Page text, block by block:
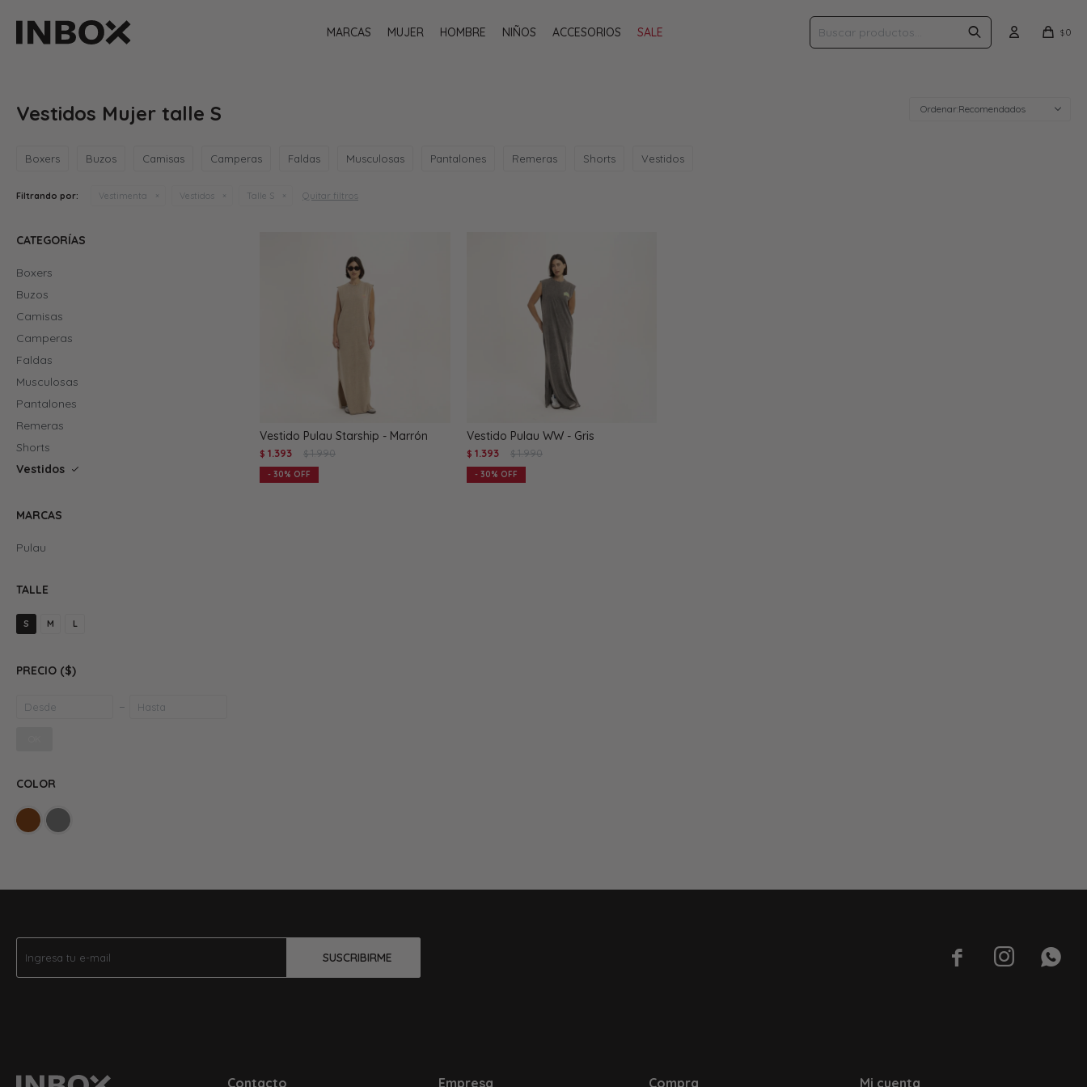
MARCAS MUJER HOMBRE NIÑOS ACCESORIOS SALE $0
Vestidos Mujer talle S Recomendados
Boxers Buzos Camisas Camperas Faldas Musculosas Pantalones Remeras Shorts Vestidos
Filtrando por: Vestimenta Vestidos Talle S Quitar filtros
Vestido Pulau Starship - Marrón
$ 1.393 $ 1.990
30
Vestido Pulau WW - Gris
$ 1.393 $ 1.990
30
CATEGORÍAS
Boxers
Buzos
Camisas
Camperas
Faldas
Musculosas
Pantalones
Remeras
Shorts
Vestidos
MARCAS
Pulau
TALLE
S M L
PRECIO ($)
COLOR
SUSCRIBIRME   
Contacto Empresa Compra Mi cuenta